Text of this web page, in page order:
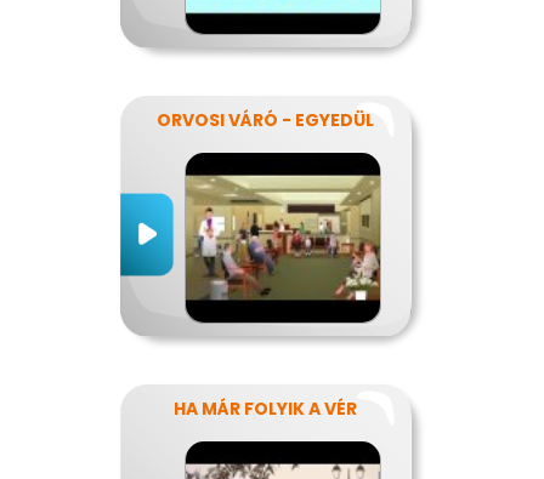
ORVOSI VÁRÓ - EGYEDÜL
HA MÁR FOLYIK A VÉR